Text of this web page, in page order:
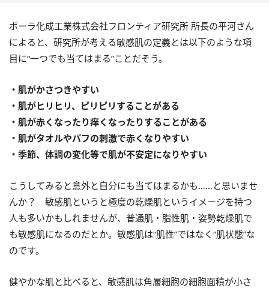
ポーラ化成工業株式会社フロンティア研究所 所長の平河さん
によると、研究所が考える敏感肌の定義とは以下のような項
目に“一つでも当てはまる”ことだそう。
・肌がかさつきやすい
・肌がヒリヒリ、ピリピリすることがある
・肌が赤くなったり痒くなったりすることがある
・肌がタオルやパフの刺激で赤くなりやすい
・季節、体調の変化等で肌が不安定になりやすい
こうしてみると意外と自分にも当てはまるかも……と思いませ
んか？ 敏感肌というと極度の乾燥肌というイメージを持つ
人も多いかもしれませんが、普通肌・脂性肌・姿勢乾燥肌で
も敏感肌になるのだとか。敏感肌は“肌性”ではなく“肌状態”な
のです。
健やかな肌と比べると、敏感肌は角層細胞の細胞面積が小さ